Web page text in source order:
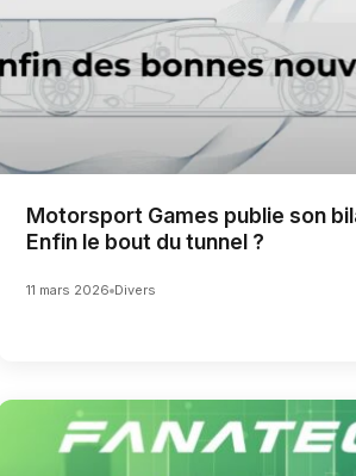
Motorsport Games publie son
Enfin le bout du tunnel ?
11 mars 2026 Divers